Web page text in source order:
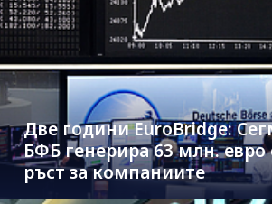
Две години EuroBridge:
БФБ генерира 63 млн. евро
ръст за компаниите